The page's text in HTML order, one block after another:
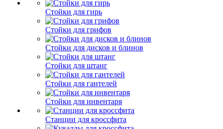
Стойки для гирь
Стойки для грифов
Стойки для дисков и блинов
Стойки для штанг
Стойки для гантелей
Стойки для инвентаря
Станции для кроссфита